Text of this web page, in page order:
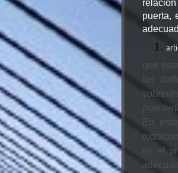
puerta,
que
los
En
en el